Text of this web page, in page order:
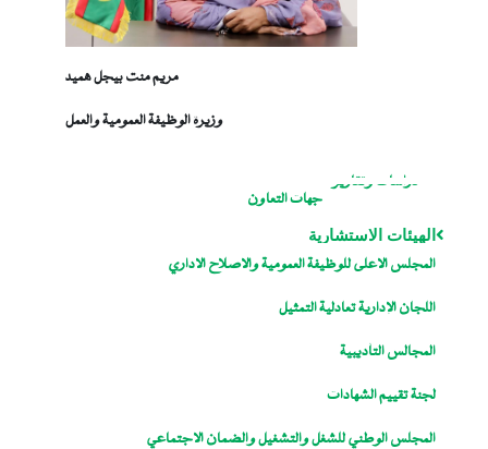
مريم منت بيجل هميد
وزيرة الوظيفة العمومية والعمل
دراسات وتقارير
جهات التعاون
الهيئات الاستشارية
المجلس الاعلى للوظيفة العمومية والاصلاح الاداري
اللجان الإدارية تعادلية التمثيل
المجالس التأديبية
لجنة تقييم الشهادات
المجلس الوطني للشغل والتشغيل والضمان الاجتماعي